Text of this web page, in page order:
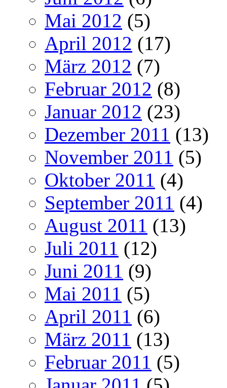
Mai 2012 (5)
April 2012 (17)
März 2012 (7)
Februar 2012 (8)
Januar 2012 (23)
Dezember 2011 (13)
November 2011 (5)
Oktober 2011 (4)
September 2011 (4)
August 2011 (13)
Juli 2011 (12)
Juni 2011 (9)
Mai 2011 (5)
April 2011 (6)
März 2011 (13)
Februar 2011 (5)